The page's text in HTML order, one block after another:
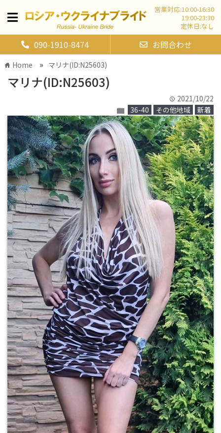
営業対応:10:00-16:30
19:00-23:30
定休日:なし
090-1910-8474 お問合わせ
home Home » マリナ(ID:N25603)
マリナ(ID:N25603)
time 2021/10/22
folder 36-40 その他地域 新着